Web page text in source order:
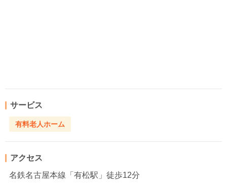
サービス
有料老人ホーム
アクセス
名鉄名古屋本線「有松駅」徒歩12分